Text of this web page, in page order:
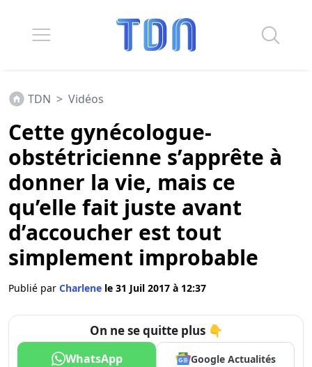
TDN > Vidéos
Cette gynécologue-
obstétricienne s’apprête à
donner la vie, mais ce
qu’elle fait juste avant
d’accoucher est tout
simplement improbable
Publié par Charlene le 31 Juil 2017 à 12:37
On ne se quitte plus 👇
WhatsApp Google Actualités